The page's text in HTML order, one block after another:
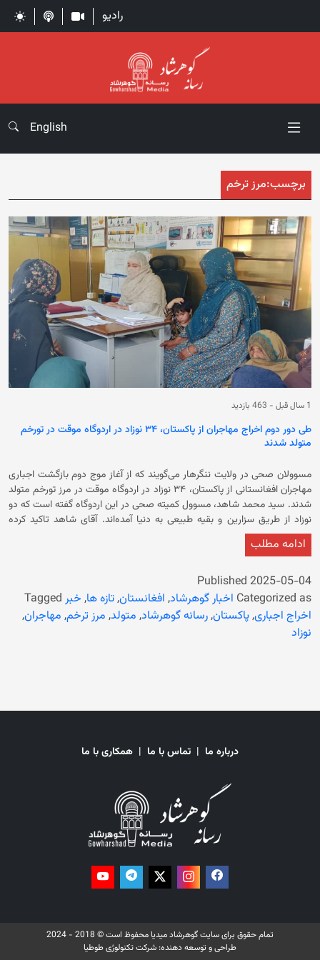
رادیو
English
برچسب:مرز ترخم
1 سال قبل - 463 بازدید
طی دور دوم اخراج مهاجران از پاکستان، ۳۴ نوزاد در اردوگاه موقت در تورخم
متولد شدند
مسوولان صحی در ولایت ننگرهار می‌گویند که از آغاز موج دوم بازگشت اجباری
مهاجران افغانستانی از پاکستان، ۳۴ نوزاد در اردوگاه موقت در مرز تورخم متولد
شدند. سید محمد شاهد، مسوول کمیته صحی در این اردوگاه گفته است که دو
نوزاد از طریق سزارین و بقیه طبیعی به دنیا آمده‌اند. آقای شاهد تاکید کرده
در ادامه گفت که تعدادی از موسسات بین‌المللی و خیریه صحی نیز در اردوگاه
همچنین نظر افغان، نماینده یک بنیاد خیریه گفت: «در این سه روز، پزشکان
متخصص به درمان بیماران خواهند پرداخت و برای آن‌ها داروهایی به ارزش
صدها هزار افغانی به‌صورت رایگان توزیع خواهد شد.» در همین حال،
پناهندگانی که به اجبار از پاکستان اخراج شده‌اند، می‌گویند که به‌دلیل دسترسی
اپریل اخراج اجباری مهاجران افغانستانی که دارای کارت شهروندی افغانستان
افغانستانی‌ها در معرض خطر نیز افزایش یافته است. به ویژه زنان و دختران که
در افغانستان از حقوق ابتدایی خود محروم اند و شماری از آنان پس از حاکمیت
پناهنده‌ شده‌ بودند. پیش این نیز، شماری از نهادهای حقوق بشری از اخراج
اجباری مهاجران افغانستانی از پاکستان و سرنوشت نامعلوم آنان در حاکمیت
حکومت سرپرست ابراز نگرانی کرده و از دولت پاکستان خواسته بودند که این
ادامه مطلب
Published 2025-05-04
Categorized as اخبار گوهرشاد, افغانستان,تازه ها, خبر Tagged
اخراج اجباری,پاکستان,رسانه گوهرشاد, متولد, مرز ترخم, مهاجران,
نوزاد
درباره ما | تماس با ما | همکاری با ما
تمام حقوق برای سایت گوهرشاد میدیا محفوظ است © 2018 - 2024
طراحی و توسعه دهنده: شرکت تکنولوژی طوطیا